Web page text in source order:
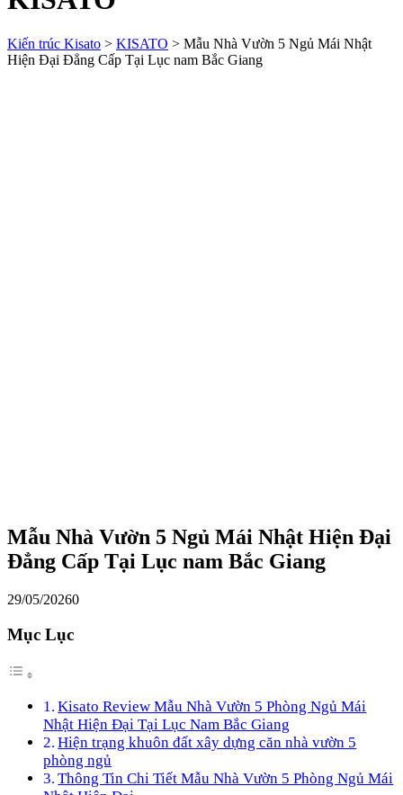
Kiến trúc Kisato > KISATO > Mẫu Nhà Vườn 5 Ngủ Mái Nhật
Hiện Đại Đẳng Cấp Tại Lục nam Bắc Giang
Mẫu Nhà Vườn 5 Ngủ Mái Nhật Hiện Đại
Đẳng Cấp Tại Lục nam Bắc Giang
29/05/20260
Mục Lục
Kisato Review Mẫu Nhà Vườn 5 Phòng Ngủ Mái
Nhật Hiện Đại Tại Lục Nam Bắc Giang
Hiện trạng khuôn đất xây dựng căn nhà vườn 5
phòng ngủ
Thông Tin Chi Tiết Mẫu Nhà Vườn 5 Phòng Ngủ Mái